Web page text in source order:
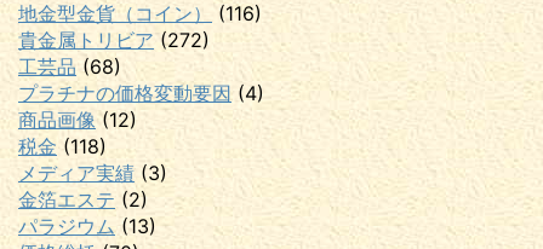
地金型金貨（コイン）
(116)
貴金属トリビア(272)
工芸品 (68)
プラチナの価格変動要因(4)
商品画像(12)
税金 (118)
メディア実績 (3)
金箔エステ (2)
パラジウム (13)